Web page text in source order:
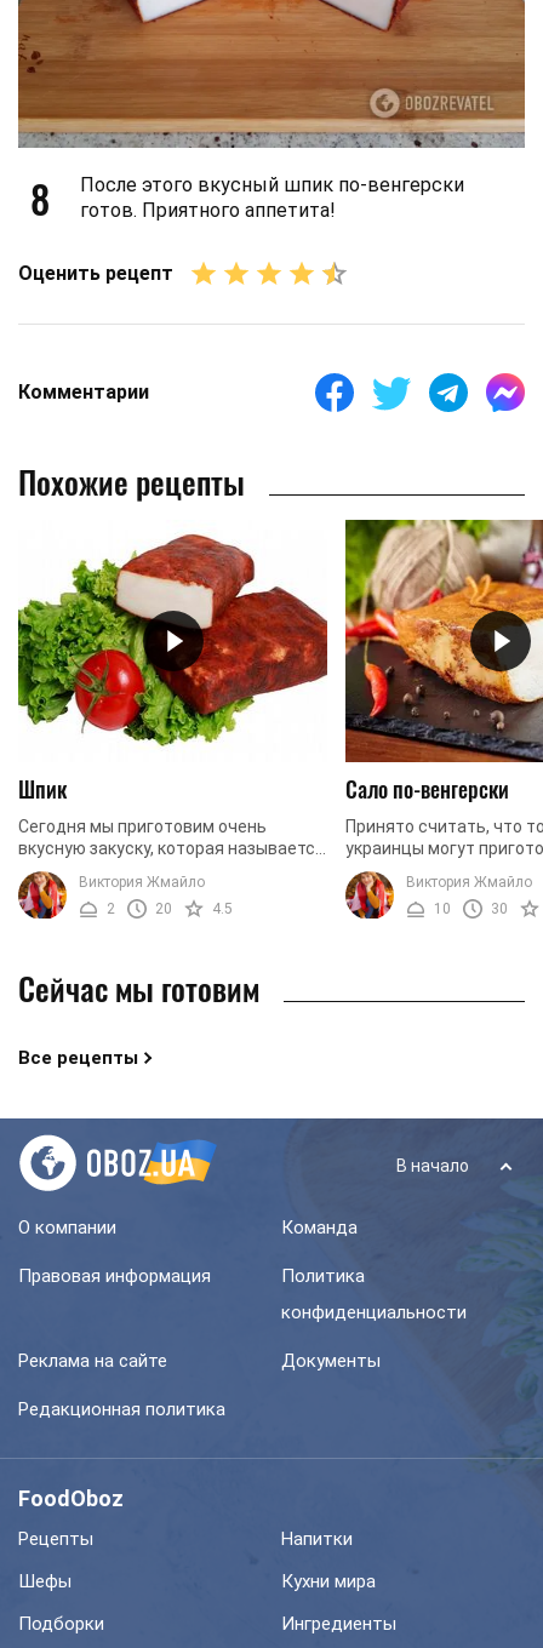
8
После этого вкусный шпик по-венгерски
готов. Приятного аппетита!
Оценить рецепт
Комментарии
Похожие рецепты
Шпик
Сегодня мы приготовим очень
вкусную закуску, которая называется
шпик. Что же это такое? - Это такой
кусок сала, который срезан с
подкожной свиной ...
Виктория Жмайло
2
20 4.5
Сало по-венгерски
Принято считать, что
украинцы могут
вкусную закуску из
знаем, как лучше
чтобы оно получилось ...
Виктория Жмайло
10
30
Сейчас мы готовим
Все рецепты
В начало
О компании Команда
Правовая информация
Политика
конфиденциальности
Реклама на сайте Документы
Редакционная политика
FoodOboz
Рецепты
Напитки
Шефы
Кухни мира
Подборки
Ингредиенты